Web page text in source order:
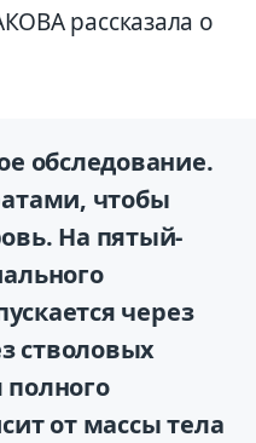
рассказала о
обследование.
чтобы
На пятый-
через
стволовых
полного
от массы тела